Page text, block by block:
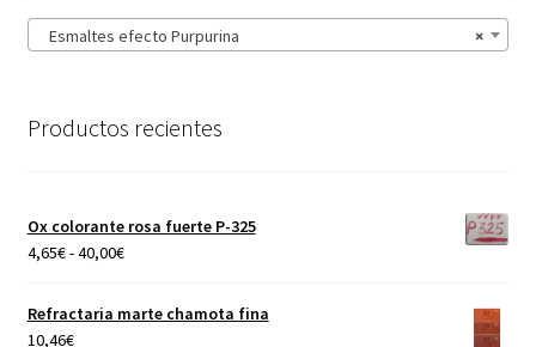
×
Esmaltes efecto Purpurina
Productos recientes
Ox colorante rosa fuerte P-325
4,65€-40,00€Rango
precios:
Refractaria marte chamota fina
10,46€